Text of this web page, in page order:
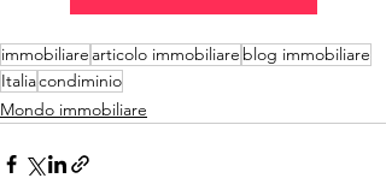
immobiliare articolo immobiliare blog immobiliare
Italiacondiminio
Mondo immobiliare